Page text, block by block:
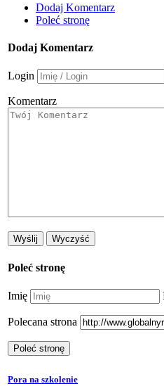
Dodaj Komentarz
Poleć stronę
Dodaj Komentarz
Login
Komentarz
Poleć stronę
Imię
Polecana strona
Pora na szkolenie